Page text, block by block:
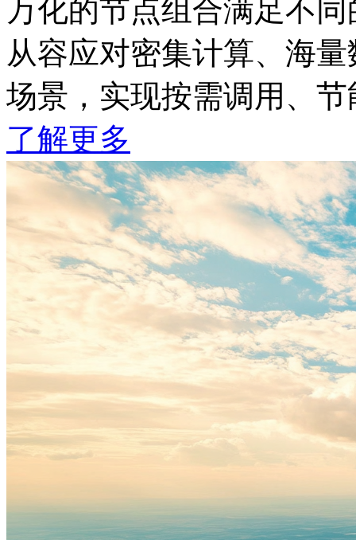
万化的节点组合满足不
从容应对密集计算、海
场景，实现按需调用、
了解更多